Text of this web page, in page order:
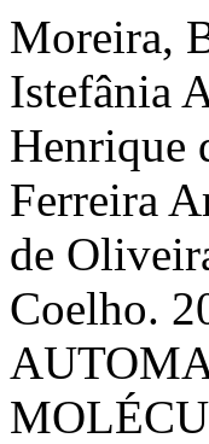
Moreira,
Istefânia
Henrique
Ferreira
de
Coelho.